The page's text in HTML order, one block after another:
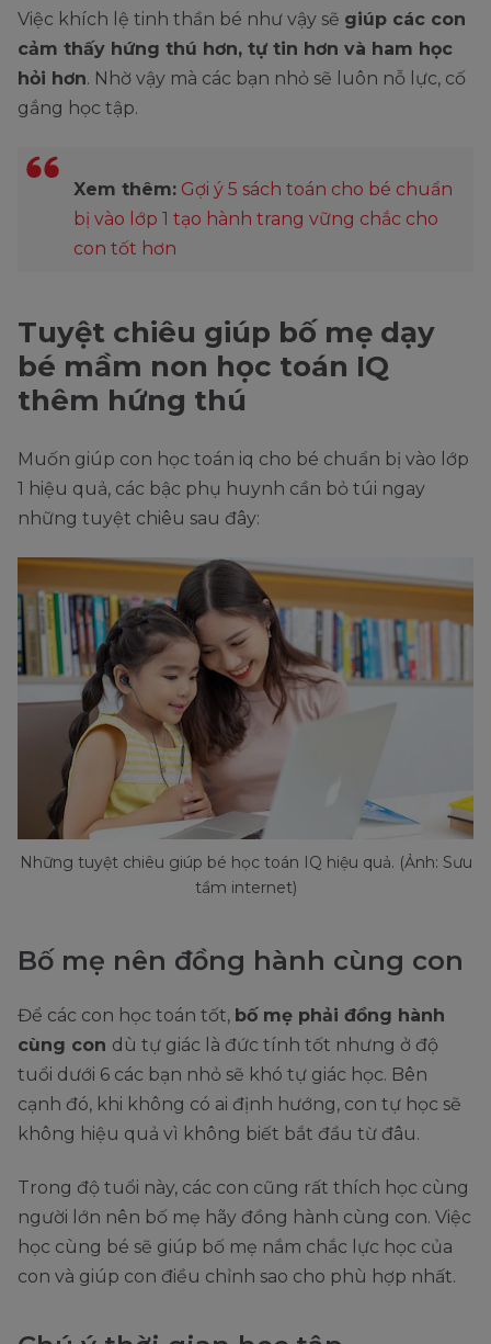
Việc khích lệ tinh thần bé như vậy sẽ giúp các con
cảm thấy hứng thú hơn, tự tin hơn và ham học
hỏi hơn. Nhờ vậy mà các bạn nhỏ sẽ luôn nỗ lực, cố
gắng học tập.
Xem thêm: Gợi ý 5 sách toán cho bé chuẩn
bị vào lớp 1 tạo hành trang vững chắc cho
con tốt hơn
Tuyệt chiêu giúp bố mẹ dạy
bé mầm non học toán IQ
thêm hứng thú
Muốn giúp con học toán iq cho bé chuẩn bị vào lớp
1 hiệu quả, các bậc phụ huynh cần bỏ túi ngay
những tuyệt chiêu sau đây:
Những tuyệt chiêu giúp bé học toán IQ hiệu quả. (Ảnh: Sưu
tầm internet)
Bố mẹ nên đồng hành cùng con
Để các con học toán tốt, bố mẹ phải đồng hành
cùng con dù tự giác là đức tính tốt nhưng ở độ
tuổi dưới 6 các bạn nhỏ sẽ khó tự giác học. Bên
cạnh đó, khi không có ai định hướng, con tự học sẽ
không hiệu quả vì không biết bắt đầu từ đâu.
Trong độ tuổi này, các con cũng rất thích học cùng
người lớn nên bố mẹ hãy đồng hành cùng con. Việc
học cùng bé sẽ giúp bố mẹ nắm chắc lực học của
con và giúp con điều chỉnh sao cho phù hợp nhất.